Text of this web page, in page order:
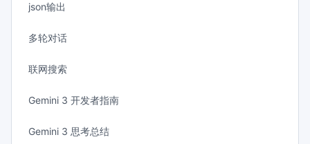
json输出
多轮对话
联网搜索
Gemini 3 开发者指南
Gemini 3 思考总结